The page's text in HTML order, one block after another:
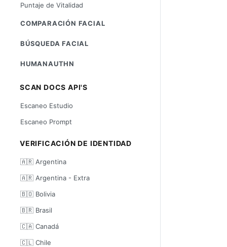
Puntaje de Vitalidad
COMPARACIÓN FACIAL
BÚSQUEDA FACIAL
HUMANAUTHN
SCAN DOCS API'S
Escaneo Estudio
Escaneo Prompt
VERIFICACIÓN DE IDENTIDAD
🇦🇷 Argentina
🇦🇷 Argentina - Extra
🇧🇴 Bolivia
🇧🇷 Brasil
🇨🇦 Canadá
🇨🇱 Chile